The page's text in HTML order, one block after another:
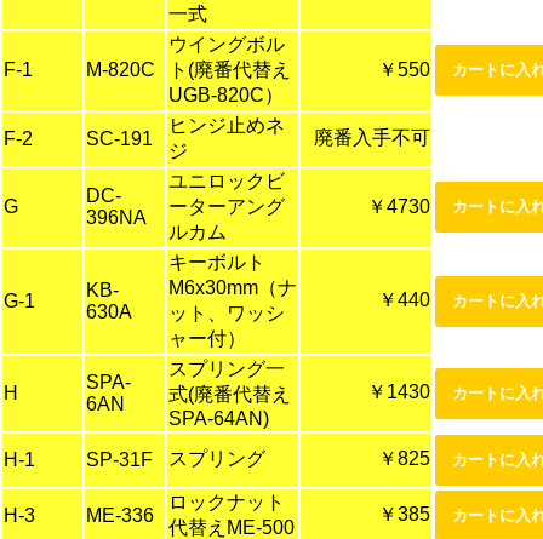
一式
F-1 M-820C
ウイングボル
ト(廃番代替え
UGB-820C）
￥550
F-2 SC-191
ヒンジ止めネ
ジ
廃番入手不可
G
DC-
396NA
ユニロックビ
ーターアング
ルカム
￥4730
G-1
KB-
630A
キーボルト
M6x30mm（ナ
ット、ワッシ
ャー付）
￥440
H
SPA-
6AN
スプリング一
式(廃番代替え
SPA-64AN)
￥1430
H-1 SP-31F スプリング ￥825
H-3 ME-336
ロックナット
代替えME-500
￥385